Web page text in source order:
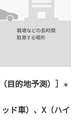
目的地予測）］
＊
ド車）、X（ハイ